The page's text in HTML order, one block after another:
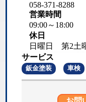
058-371-8288
営業時間
09:00～18:00
休日
日曜日 第2
サービス
鈑金塗装 車検